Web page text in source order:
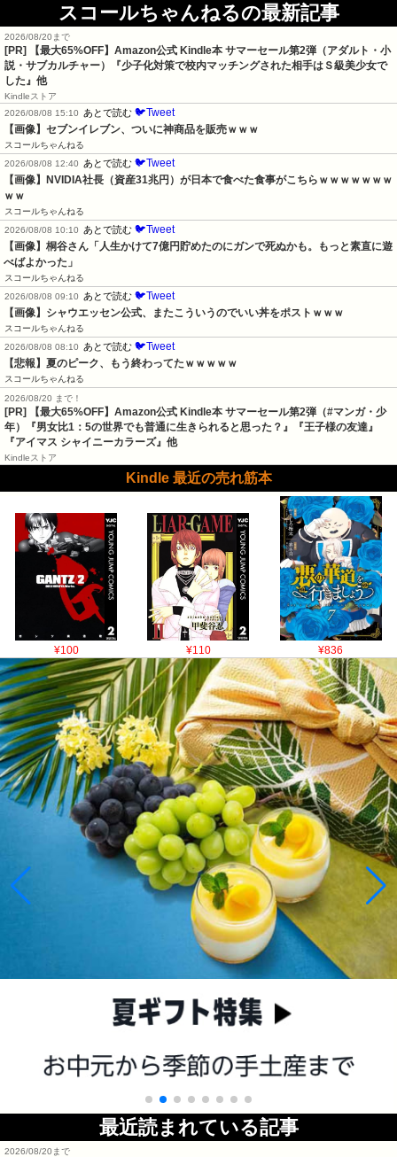
スコールちゃんねるの最新記事
2026/08/20まで
[PR]
【最大65%OFF】Amazon公式 Kindle本 サマーセール第2弾（アダルト・小
説・サブカルチャー）『少子化対策で校内マッチングされた相手はＳ級美少女で
した』他
Kindleストア
2026/08/08 15:10
あとで読む 🐦Tweet
【画像】セブンイレブン、ついに神商品を販売ｗｗｗ
スコールちゃんねる
2026/08/08 12:40
あとで読む 🐦Tweet
【画像】NVIDIA社長（資産31兆円）が日本で食べた食事がこちらｗｗｗｗｗｗｗ
ｗｗ
スコールちゃんねる
2026/08/08 10:10
あとで読む 🐦Tweet
【画像】桐谷さん「人生かけて7億円貯めたのにガンで死ぬかも。もっと素直に遊
べばよかった」
スコールちゃんねる
2026/08/08 09:10
あとで読む 🐦Tweet
【画像】シャウエッセン公式、またこういうのでいい丼をポストｗｗｗ
スコールちゃんねる
2026/08/08 08:10
あとで読む 🐦Tweet
【悲報】夏のピーク、もう終わってたｗｗｗｗｗ
スコールちゃんねる
2026/08/20 まで！
[PR]
【最大65%OFF】Amazon公式 Kindle本 サマーセール第2弾（#マンガ・少
年）『男女比1：5の世界でも普通に生きられると思った？』『王子様の友達』
『アイマス シャイニーカラーズ』他
Kindleストア
Kindle 最近の売れ筋本
¥100 ¥110 ¥836
最近読まれている記事
2026/08/20まで